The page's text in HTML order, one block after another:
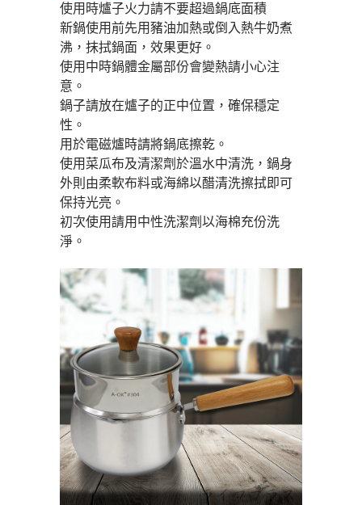
【注意事項】
１．透過由恩沛科技股份有限公司提供之「AFTEE先享後付」服務完成之交
易，需依本服務之必要範圍內提供個人資料，並將交易相關給付款項請求債
權轉讓予恩沛科技股份有限公司。
２．關於個人資料處理事宜，請瀏覽以下網址：
https://aftee.tw/terms/#terms3
３．未成年的使用者請事先徵得法定代理人或監護人之同意方可使用
「AFTEE先享後付」，若未經同意申辦者引起之損失，本公司不負相關責
４．使用「AFTEE先享後付」時，將依據個別帳號之用戶狀況，依本公司即
時審查核予不同之上限額度；若仍有額度不足之情形，本公司將視審查結果
請求用戶進行身份認證。
５．嚴禁一人註冊多個帳號或使用他人資訊註冊。若發現惡意使用之情形，
恩沛科技股份有限公司將有權停止該用戶之使用額度並採取法律行動。
每筆NT$60，滿NT$490(含以上)免運費
7-11離島取貨付款
每筆NT$100，滿NT$1,000(含以上)免運費
付款後7-11取貨
每筆NT$60，滿NT$490(含以上)免運費
本島宅配1~2天後到
每筆NT$80，滿NT$490(含以上)免運費
每筆NT$150，滿NT$3,000(含以上)免運費
使用時爐子火力請不要超過鍋底面積
新鍋使用前先用豬油加熱或倒入熱牛奶煮
沸，抹拭鍋面，效果更好。
使用中時鍋體金屬部份會變熱請小心注
意。
鍋子請放在爐子的正中位置，確保穩定
性。
用於電磁爐時請將鍋底擦乾。
使用菜瓜布及清潔劑於溫水中清洗，鍋身
外則由柔軟布料或海綿以醋清洗擦拭即可
保持光亮。
初次使用請用中性洗潔劑以海棉充份洗
淨。